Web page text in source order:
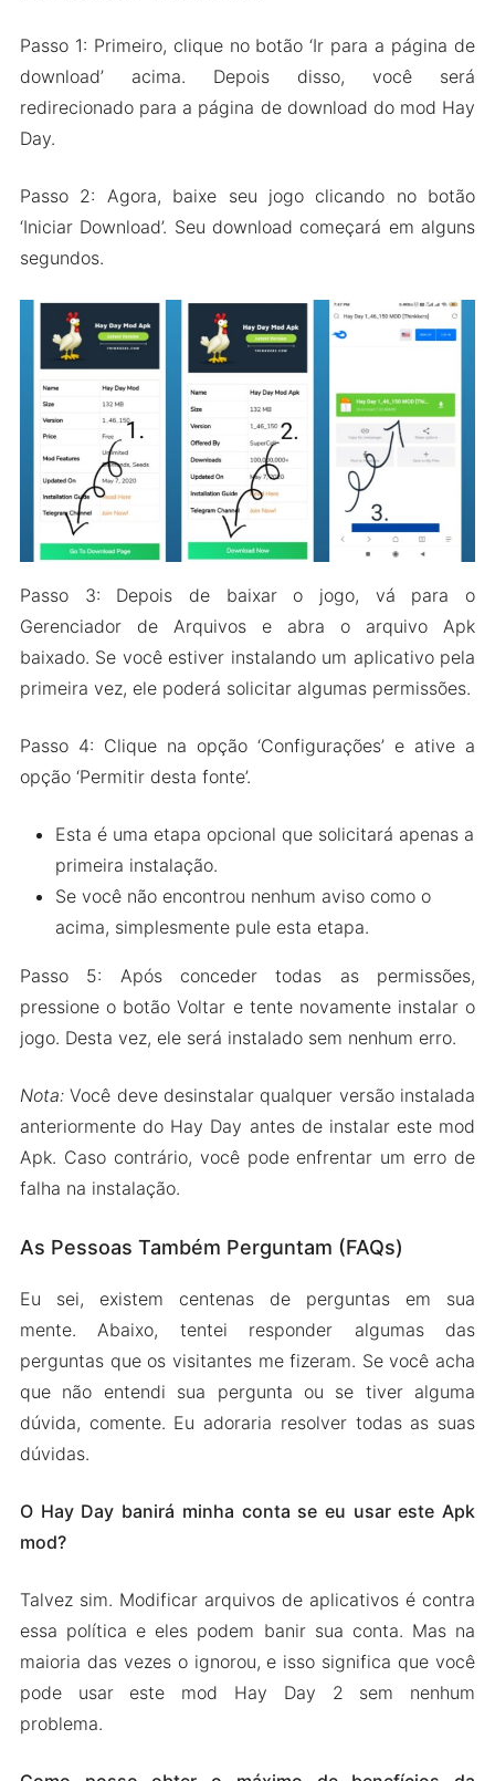
Passo 1: Primeiro, clique no botão ‘Ir para a página de
download’ acima. Depois disso, você será
redirecionado para a página de download do mod Hay
Day.
Passo 2: Agora, baixe seu jogo clicando no botão
‘Iniciar Download’. Seu download começará em alguns
segundos.
Passo 3: Depois de baixar o jogo, vá para o
Gerenciador de Arquivos e abra o arquivo Apk
baixado. Se você estiver instalando um aplicativo pela
primeira vez, ele poderá solicitar algumas permissões.
Passo 4: Clique na opção ‘Configurações’ e ative a
opção ‘Permitir desta fonte’.
Esta é uma etapa opcional que solicitará apenas a
primeira instalação.
Se você não encontrou nenhum aviso como o
acima, simplesmente pule esta etapa.
Passo 5: Após conceder todas as permissões,
pressione o botão Voltar e tente novamente instalar o
jogo. Desta vez, ele será instalado sem nenhum erro.
Nota:Você deve desinstalar qualquer versão instalada
anteriormente do Hay Day antes de instalar este mod
Apk. Caso contrário, você pode enfrentar um erro de
falha na instalação.
As Pessoas Também Perguntam (FAQs)
Eu sei, existem centenas de perguntas em sua
mente. Abaixo, tentei responder algumas das
perguntas que os visitantes me fizeram. Se você acha
que não entendi sua pergunta ou se tiver alguma
dúvida, comente. Eu adoraria resolver todas as suas
dúvidas.
O Hay Day banirá minha conta se eu usar este Apk
mod?
Talvez sim. Modificar arquivos de aplicativos é contra
essa política e eles podem banir sua conta. Mas na
maioria das vezes o ignorou, e isso significa que você
pode usar este mod Hay Day 2 sem nenhum
problema.